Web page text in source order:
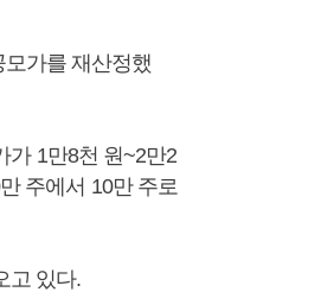
가를 재산정했
가 1만8천 원~2만2
주에서 10만 주로
고 있다.